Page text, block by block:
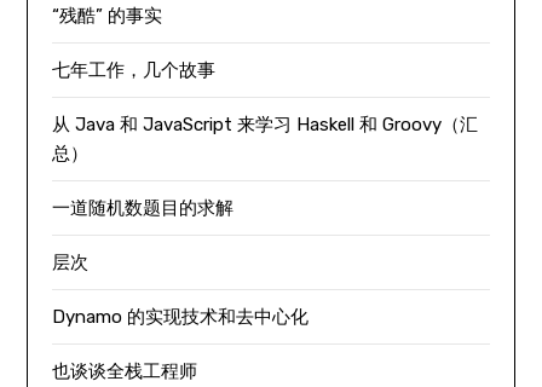
“残酷” 的事实
七年工作，几个故事
从 Java 和 JavaScript 来学习 Haskell 和 Groovy（汇
总）
一道随机数题目的求解
层次
Dynamo 的实现技术和去中心化
也谈谈全栈工程师